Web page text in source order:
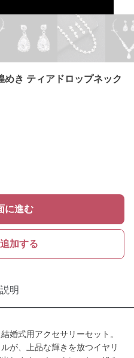
き ティアドロップネック
に進む
加する
明
婚式用アクセサリーセット。
が、上品な輝きを放つイヤリ